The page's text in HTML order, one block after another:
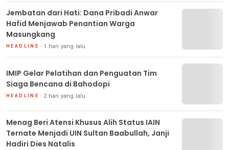
Jembatan dari Hati: Dana Pribadi Anwar
Hafid Menjawab Penantian Warga
Masungkang
HEADLINE 1 hari yang lalu
IMIP Gelar Pelatihan dan Penguatan Tim
Siaga Bencana di Bahodopi
HEADLINE 2 hari yang lalu
Menag Beri Atensi Khusus Alih Status IAIN
Ternate Menjadi UIN Sultan Baabullah, Janji
Hadiri Dies Natalis